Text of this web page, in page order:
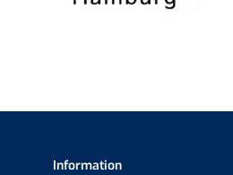
Information